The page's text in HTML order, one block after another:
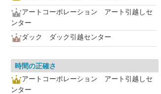
アートコーポレーション アート引越しセ
ンター
ダック ダック引越センター
時間の正確さ
アートコーポレーション アート引越しセ
ンター